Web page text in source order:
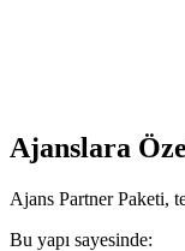
Ajanslara
Ajans Partner Paketi,
Bu yapı sayesinde: